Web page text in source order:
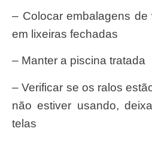
– Colocar embalagens de vidro, lata e plástico
em lixeiras fechadas
– Manter a piscina tratada
– Verificar se os ralos estão desentupidos e, se
não estiver usando,
telas